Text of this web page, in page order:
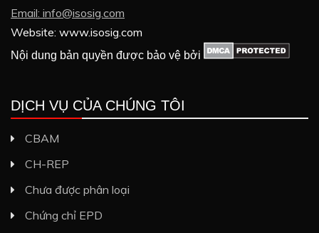
Email: info@isosig.com
Website: www.isosig.com
Nội dung bản quyền được bảo vệ bởi
DỊCH VỤ CỦA CHÚNG TÔI
CBAM
CH-REP
Chưa được phân loại
Chứng chỉ EPD